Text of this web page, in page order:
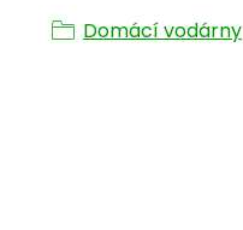
Domácí vodárny